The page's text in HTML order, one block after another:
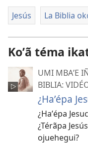
Jesús La Biblia
Koʼã téma
UMI MBAʼE
BIBLIA:
¿Haʼépa
¿Haʼépa
¿Térãpa
ojuehegui?